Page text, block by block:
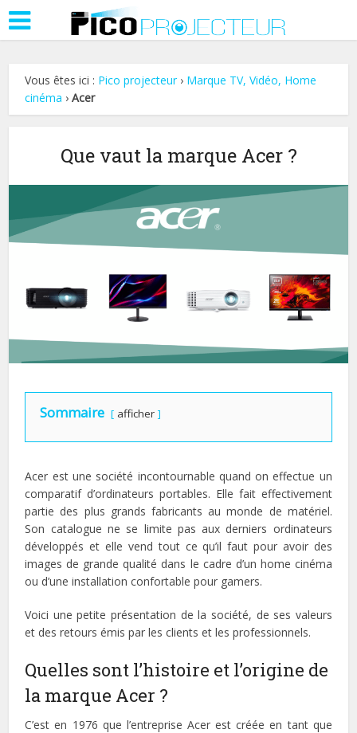
Vous êtes ici : Pico projecteur› Marque TV, Vidéo, Home
cinéma ›Acer
Que vaut la marque Acer ?
Sommaire afficher
Acer est une société incontournable quand on effectue un
comparatif d’ordinateurs portables. Elle fait effectivement
partie des plus grands fabricants au monde de matériel.
Son catalogue ne se limite pas aux derniers ordinateurs
développés et elle vend tout ce qu’il faut pour avoir des
images de grande qualité dans le cadre d’un home cinéma
ou d’une installation confortable pour gamers.
Voici une petite présentation de la société, de ses valeurs
et des retours émis par les clients et les professionnels.
Quelles sont l’histoire et l’origine de
la marque Acer ?
C’est en 1976 que l’entreprise Acer est créée en tant que